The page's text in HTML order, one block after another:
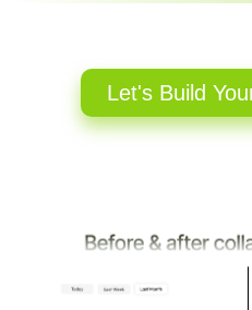
Let's Build